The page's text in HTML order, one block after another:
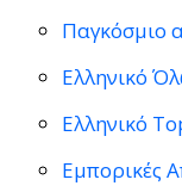
Παγκόσμιο
Ελληνικό
Ελληνικό
Εμπορικές